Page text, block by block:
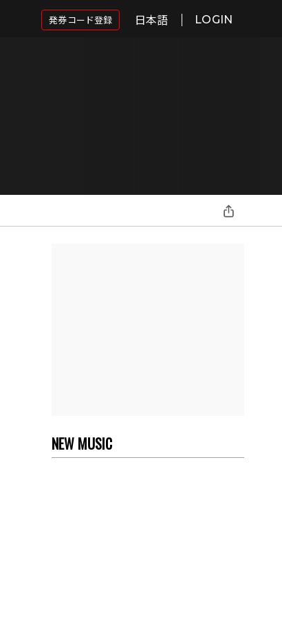
発券コード登録 日本語 LOGIN
NEW MUSIC